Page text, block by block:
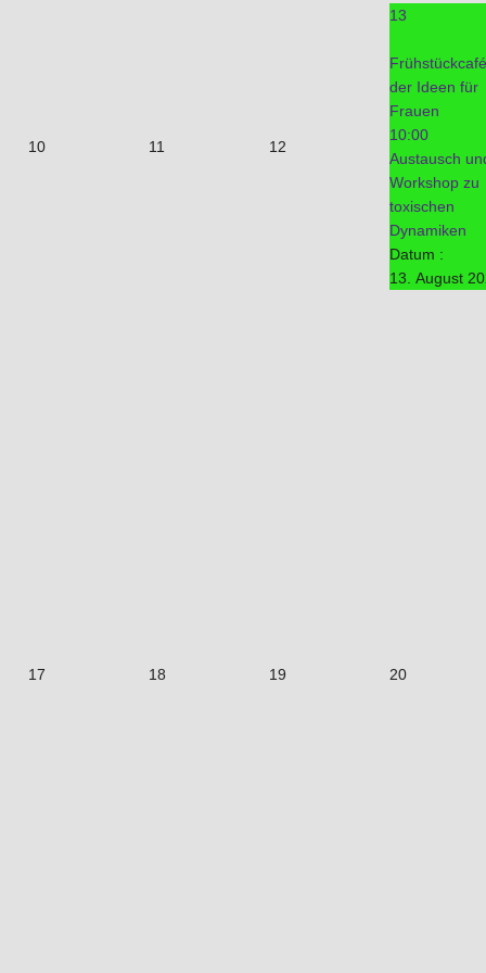
10 11 12
13
Frühstückcafé
der Ideen für
Frauen
10:00
Austausch
Workshop zu
toxischen
Dynamiken
Datum :
13. August
17 18 19 20